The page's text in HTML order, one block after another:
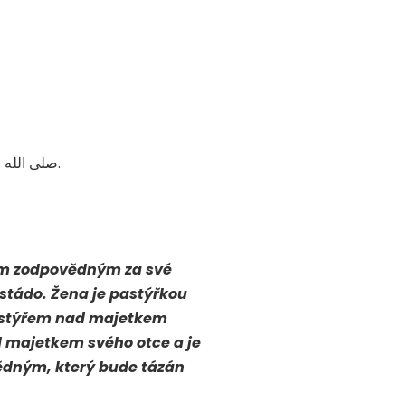
صلى.
zodpovědným za své
Žena je pastýřkou
nad majetkem
svého otce a je
který bude tázán